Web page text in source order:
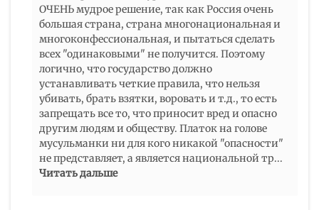
ОЧЕНЬ мудрое решение, так как Россия очень
большая страна, страна многонациональная и
многоконфессиональная, и пытаться сделать
всех "одинаковыми" не получится. Поэтому
логично, что государство должно
устанавливать четкие правила, что нельзя
убивать, брать взятки, воровать и т.д., то есть
запрещать все то, что приносит вред и опасно
другим людям и обществу. Платок на голове
мусульманки ни для кого никакой "опасности"
не представляет, а является национальной тр...
Читать дальше